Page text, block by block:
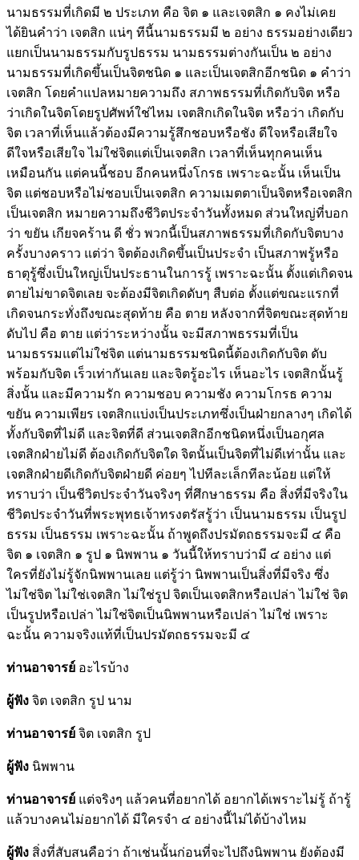
นามธรรมที่เกิดมี ๒ ประเภท คือ จิต ๑ และเจตสิก ๑ คงไม่เคย
ได้ยินคำว่า เจตสิก แน่ๆ ทีนี้นามธรรมมี ๒ อย่าง ธรรมอย่างเดียว
แยกเป็นนามธรรมกับรูปธรรม นามธรรมต่างกันเป็น ๒ อย่าง
นามธรรมที่เกิดขึ้นเป็นจิตชนิด ๑ และเป็นเจตสิกอีกชนิด ๑ คำว่า
เจตสิก โดยคำแปลหมายความถึง สภาพธรรมที่เกิดกับจิต หรือ
ว่าเกิดในจิตโดยรูปศัพท์ใช่ไหม เจตสิกเกิดในจิต หรือว่า เกิดกับ
จิต เวลาที่เห็นแล้วต้องมีความรู้สึกชอบหรือชัง ดีใจหรือเสียใจ
ดีใจหรือเสียใจ ไม่ใช่จิตแต่เป็นเจตสิก เวลาที่เห็นทุกคนเห็น
เหมือนกัน แต่คนนี้ชอบ อีกคนหนึ่งโกรธ เพราะฉะนั้น เห็นเป็น
จิต แต่ชอบหรือไม่ชอบเป็นเจตสิก ความเมตตาเป็นจิตหรือเจตสิก
เป็นเจตสิก หมายความถึงชีวิตประจำวันทั้งหมด ส่วนใหญ่ที่บอก
ว่า ขยัน เกียจคร้าน ดี ชั่ว พวกนี้เป็นสภาพธรรมที่เกิดกับจิตบาง
ครั้งบางคราว แต่ว่า จิตต้องเกิดขึ้นเป็นประจำ เป็นสภาพรู้หรือ
ธาตุรู้ซึ่งเป็นใหญ่เป็นประธานในการรู้ เพราะฉะนั้น ตั้งแต่เกิดจน
ตายไม่ขาดจิตเลย จะต้องมีจิตเกิดดับๆ สืบต่อ ตั้งแต่ขณะแรกที่
เกิดจนกระทั่งถึงขณะสุดท้าย คือ ตาย หลังจากที่จิตขณะสุดท้าย
ดับไป คือ ตาย แต่ว่าระหว่างนั้น จะมีสภาพธรรมที่เป็น
นามธรรมแต่ไม่ใช่จิต แต่นามธรรมชนิดนี้ต้องเกิดกับจิต ดับ
พร้อมกับจิต เร็วเท่ากันเลย และจิตรู้อะไร เห็นอะไร เจตสิกนั้นรู้
สิ่งนั้น และมีความรัก ความชอบ ความชัง ความโกรธ ความ
ขยัน ความเพียร เจตสิกแบ่งเป็นประเภทซึ่งเป็นฝ่ายกลางๆ เกิดได้
ทั้งกับจิตที่ไม่ดี และจิตที่ดี ส่วนเจตสิกอีกชนิดหนึ่งเป็นอกุศล
เจตสิกฝ่ายไม่ดี ต้องเกิดกับจิตใด จิตนั้นเป็นจิตที่ไม่ดีเท่านั้น และ
เจตสิกฝ่ายดีเกิดกับจิตฝ่ายดี ค่อยๆ ไปทีละเล็กทีละน้อย แต่ให้
ทราบว่า เป็นชีวิตประจำวันจริงๆ ที่ศึกษาธรรม คือ สิ่งที่มีจริงใน
ชีวิตประจำวันที่พระพุทธเจ้าทรงตรัสรู้ว่า เป็นนามธรรม เป็นรูป
ธรรม เป็นธรรม เพราะฉะนั้น ถ้าพูดถึงปรมัตถธรรมจะมี ๔ คือ
จิต ๑ เจตสิก ๑ รูป ๑ นิพพาน ๑ วันนี้ให้ทราบว่ามี ๔ อย่าง แต่
ใครที่ยังไม่รู้จักนิพพานเลย แต่รู้ว่า นิพพานเป็นสิ่งที่มีจริง ซึ่ง
ไม่ใช่จิต ไม่ใช่เจตสิก ไม่ใช่รูป จิตเป็นเจตสิกหรือเปล่า ไม่ใช่ จิต
เป็นรูปหรือเปล่า ไม่ใช่จิตเป็นนิพพานหรือเปล่า ไม่ใช่ เพราะ
ฉะนั้น ความจริงแท้ที่เป็นปรมัตถธรรมจะมี ๔
ท่านอาจารย์ อะไรบ้าง
ผู้ฟัง จิต เจตสิก รูป นาม
ท่านอาจารย์ จิต เจตสิก รูป
ผู้ฟัง นิพพาน
ท่านอาจารย์ แต่จริงๆ แล้วคนที่อยากได้ อยากได้เพราะไม่รู้ ถ้ารู้
แล้วบางคนไม่อยากได้ มีใครจำ ๔ อย่างนี้ไม่ได้บ้างไหม
ผู้ฟัง สิ่งที่สับสนคือว่า ถ้าเช่นนั้นก่อนที่จะไปถึงนิพพาน ยังต้องมี